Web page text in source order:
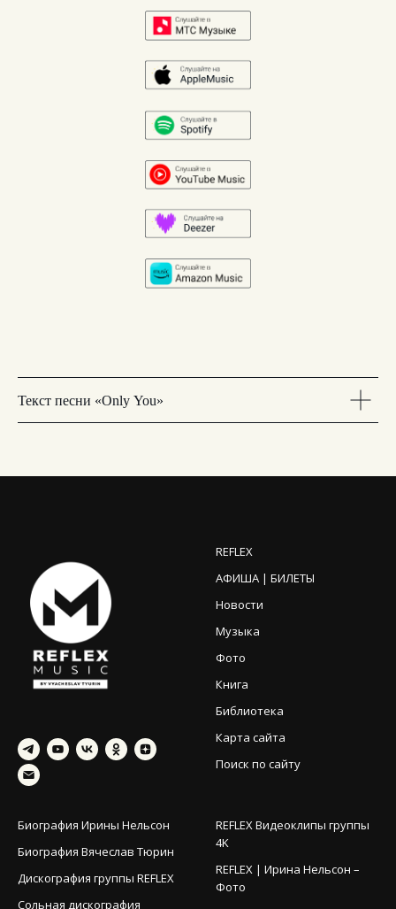
Текст песни «Only You»
REFLEX
АФИША | БИЛЕТЫ
Новости
Музыка
Фото
Книга
Библиотека
Карта сайта
Поиск по сайту
Биография Ирины Нельсон
Биография Вячеслав Тюрин
Дискография группы REFLEX
Сольная дискография
REFLEX Видеоклипы группы
4K
REFLEX | Ирина Нельсон –
Фото